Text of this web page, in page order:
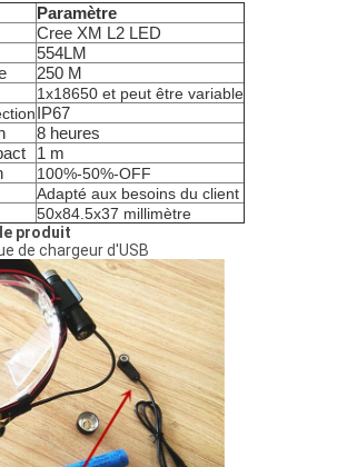
Paramètre
Cree XM L2 LED
554LM
250 M
1x18650 et peut être variable
IP67
8 heures
1 m
100%-50%-OFF
Adapté aux besoins du client
50x84.5x37 millimètre
produit
de chargeur d'USB